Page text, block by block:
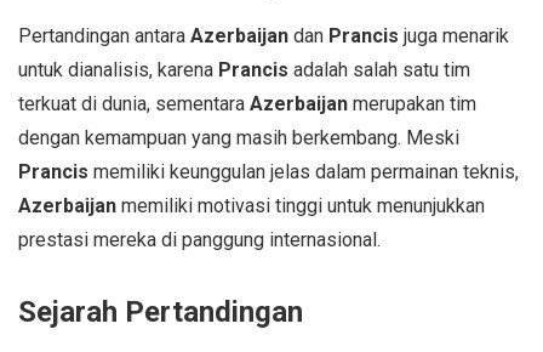
Pertandingan antara Azerbaijan dan Prancis juga menarik
untuk dianalisis, karena Prancis adalah salah satu tim
terkuat di dunia, sementara Azerbaijan merupakan tim
dengan kemampuan yang masih berkembang. Meski
Prancis memiliki keunggulan jelas dalam permainan teknis,
Azerbaijan memiliki motivasi tinggi untuk menunjukkan
prestasi mereka di panggung internasional.
Sejarah Pertandingan